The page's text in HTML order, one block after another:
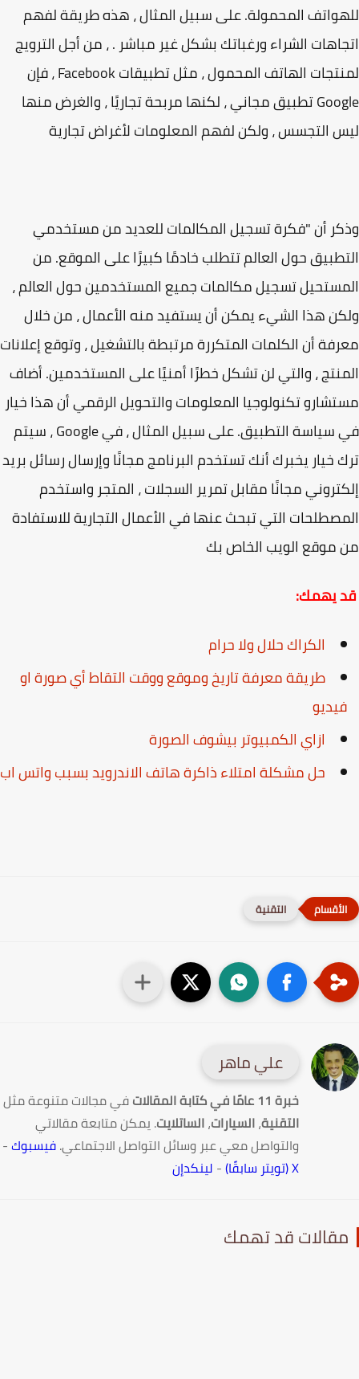
المحمولة. على سبيل المثال ، هذه طريقة لفهم
الشراء ورغباتك بشكل غير مباشر . ، من أجل الترويج
لمنتجات الهاتف المحمول ، مثل تطبيقات Facebook ، فإن
Google تطبيق مجاني ، لكنها مربحة تجاريًا ، والغرض منها
التجسس ، ولكن لفهم المعلومات لأغراض تجارية
أن "فكرة تسجيل المكالمات للعديد من مستخدمي
حول العالم تتطلب خادمًا كبيرًا على الموقع. من
تسجيل مكالمات جميع المستخدمين حول العالم ،
هذا الشيء يمكن أن يستفيد منه الأعمال ، من خلال
أن الكلمات المتكررة مرتبطة بالتشغيل ، وتوقع إعلانات
، والتي لن تشكل خطرًا أمنيًا على المستخدمين. أضاف
تكنولوجيا المعلومات والتحويل الرقمي أن هذا خيار
في سياسة التطبيق. على سبيل المثال ، في Google ، سيتم
خيار يخبرك أنك تستخدم البرنامج مجانًا وإرسال رسائل بريد
مجانًا مقابل تمرير السجلات ، المتجر واستخدم
التي تبحث عنها في الأعمال التجارية للاستفادة
الويب الخاص بك
يهمك:
الكراك حلال ولا حرام
طريقة معرفة تاريخ وموقع ووقت التقاط أي صورة او
ازاي الكمبيوتر بيشوف الصورة
حل مشكلة امتلاء ذاكرة هاتف الاندرويد بسبب واتس اب
التقنية
علي ماهر
خبرة 11 عامًا في كتابة المقالات
في مجالات متنوعة مثل
التقنية،السيارات،الساتلايت. يمكن متابعة مقالاتي
والتواصل معي عبر وسائل التواصل الاجتماعي.فيسبوك-
-لينكدإن
قد تهمك